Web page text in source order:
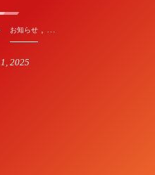
お知らせ, …
1 2025